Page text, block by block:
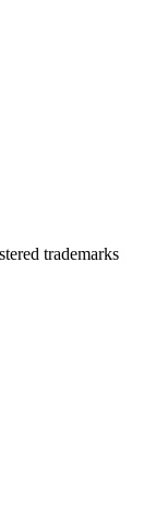
trademarks